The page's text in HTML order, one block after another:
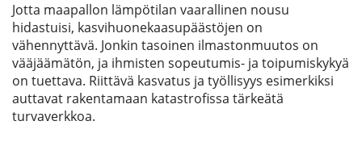
Jotta maapallon lämpötilan vaarallinen nousu
hidastuisi, kasvihuonekaasupäästöjen on
vähennyttävä. Jonkin tasoinen ilmastonmuutos on
vääjäämätön, ja ihmisten sopeutumis- ja toipumiskykyä
on tuettava. Riittävä kasvatus ja työllisyys esimerkiksi
auttavat rakentamaan katastrofissa tärkeätä
turvaverkkoa.